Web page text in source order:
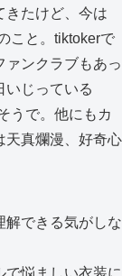
きたけど、今は
こと。tiktokerで
ァンクラブもあっ
いじっている
うで。他にもカ
天真爛漫、好奇心
解できる気がしな